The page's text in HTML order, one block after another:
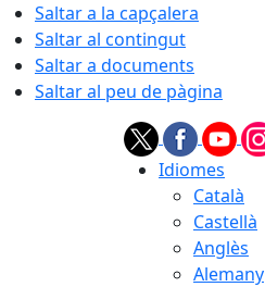
Saltar a la capçalera
Saltar al contingut
Saltar a documents
Saltar al peu de pàgina
Idiomes
Català
Castellà
Anglès
Alemany